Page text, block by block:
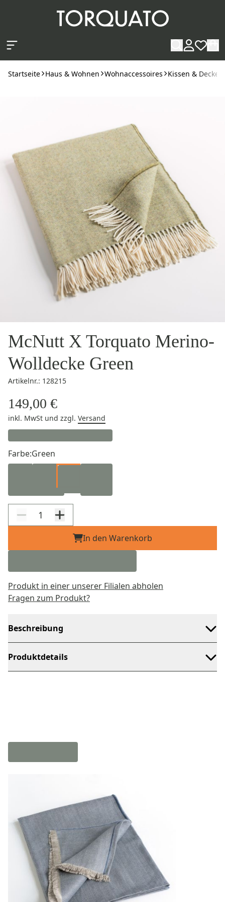
Startseite Haus & Wohnen Wohnaccessoires Kissen & Decken
McNutt X Torquato Merino-
Wolldecke Green
Artikelnr.: 128215
149,00 €
inkl. MwSt und zzgl. Versand
Farbe:Green
In den Warenkorb
Produkt in einer unserer Filialen abholen
Fragen zum Produkt?
Beschreibung
Produktdetails